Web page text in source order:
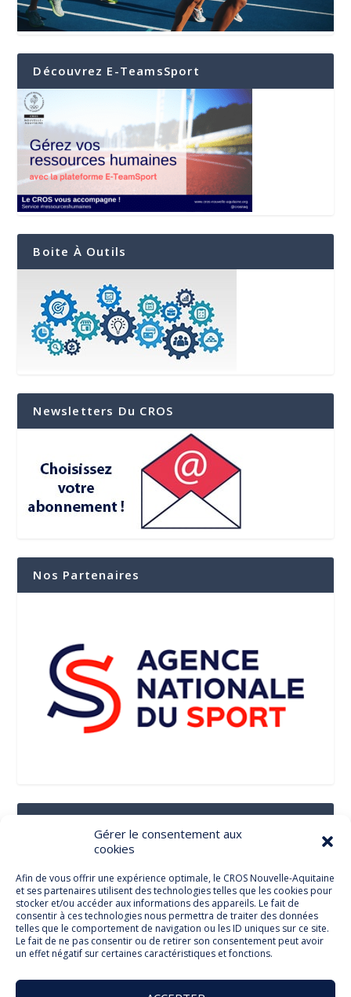
Gérer le consentement aux
cookies
Afin de vous offrir une expérience optimale, le CROS Nouvelle-Aquitaine
et ses partenaires utilisent des technologies telles que les cookies pour
stocker et/ou accéder aux informations des appareils. Le fait de
consentir à ces technologies nous permettra de traiter des données
telles que le comportement de navigation ou les ID uniques sur ce site.
Le fait de ne pas consentir ou de retirer son consentement peut avoir
un effet négatif sur certaines caractéristiques et fonctions.
Découvrez E-TeamsSport
Boite À Outils
Newsletters Du CROS
Nos Partenaires
Facebook